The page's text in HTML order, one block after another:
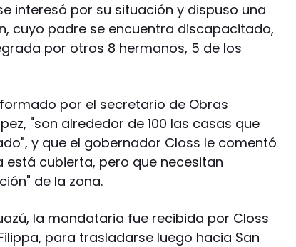
interesó por su situación y dispuso una
cuyo padre se encuentra discapacitado,
por otros 8 hermanos, 5 de los
por el secretario de Obras
"son alrededor de 100 las casas que
y que el gobernador Closs le comentó
cubierta, pero que necesitan
de la zona.
la mandataria fue recibida por Closs
para trasladarse luego hacia San